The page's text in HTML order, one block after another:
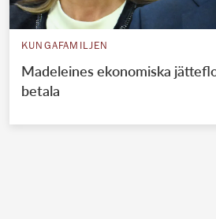
KUNGAFAMILJEN
Madeleines ekonomiska
betala